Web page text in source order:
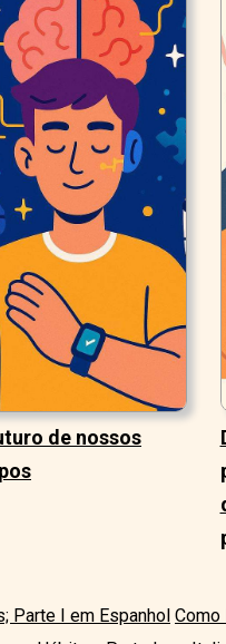
de nossos
Parte I em Espanhol Como